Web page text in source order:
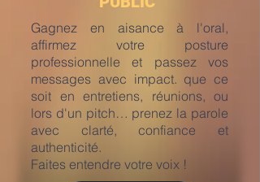
Gagnez en aisance à l'oral,
affirmez votre posture
professionnelle et passez vos
messages avec impact. que ce
soit en entretiens, réunions, ou
lors d'un pitch… prenez la parole
avec clarté, confiance et
authenticité.
Faites entendre votre voix !